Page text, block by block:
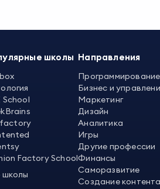
школы
школы
School
Factory School
Направления
Программирование
Бизнес и
Маркетинг
Дизайн
Аналитика
Игры
Другие профессии
Финансы
Саморазвитие
Создание контента